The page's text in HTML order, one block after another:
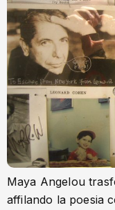
Maya Angelou
affilando la poesia